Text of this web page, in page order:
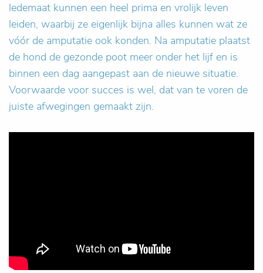
ledemaat kunnen een heel prima en vrolijk leven
leiden, waarbij ze eigenlijk bijna alles kunnen wat ze
vóór de amputatie ook konden. Na amputatie plaatst
de hond de gezonde poot meer onder het lijf en is
binnen een dag aangepast aan de nieuwe situatie.
Voorwaarde voor succes is wel, dat van te voren de
juiste afwegingen gemaakt zijn.